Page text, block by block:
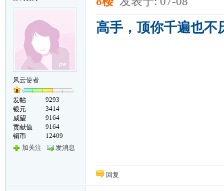
风云使者
发帖
9293
银元
3414
威望
9164
贡献值
9164
铜币
12409
加关注
发消息
高手，顶你千遍也不
回复